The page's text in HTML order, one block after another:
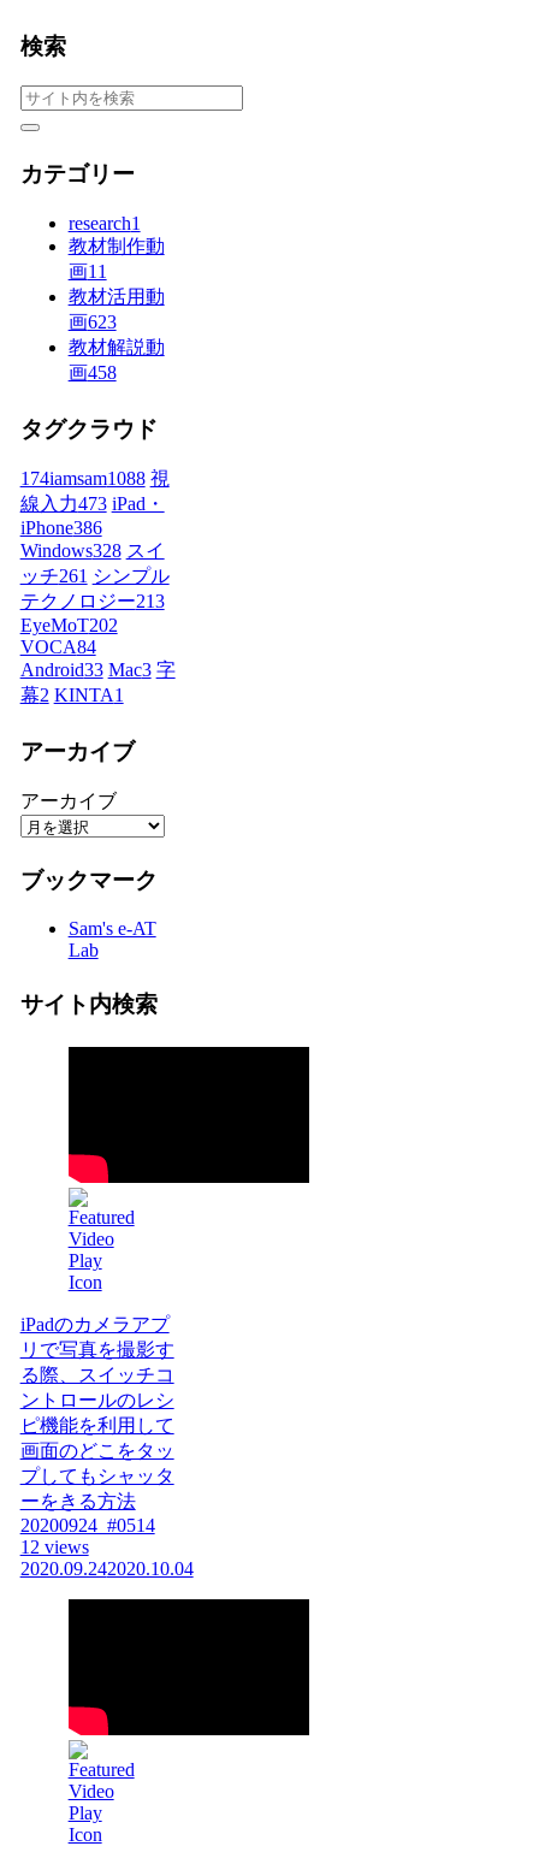
検索
カテゴリー
research1
教材制作動
画11
教材活用動
画623
教材解説動
画458
タグクラウド
174iamsam1088 視
線入力473 iPad・
iPhone386
Windows328 スイ
ッチ261 シンプル
テクノロジー213
EyeMoT202
VOCA84
Android33 Mac3 字
幕2 KINTA1
アーカイブ
アーカイブ
ブックマーク
Sam's e-AT
Lab
サイト内検索
iPadのカメラアプ
リで写真を撮影す
る際、スイッチコ
ントロールのレシ
ピ機能を利用して
画面のどこをタッ
プしてもシャッタ
ーをきる方法
20200924_#0514
12 views
2020.09.242020.10.04